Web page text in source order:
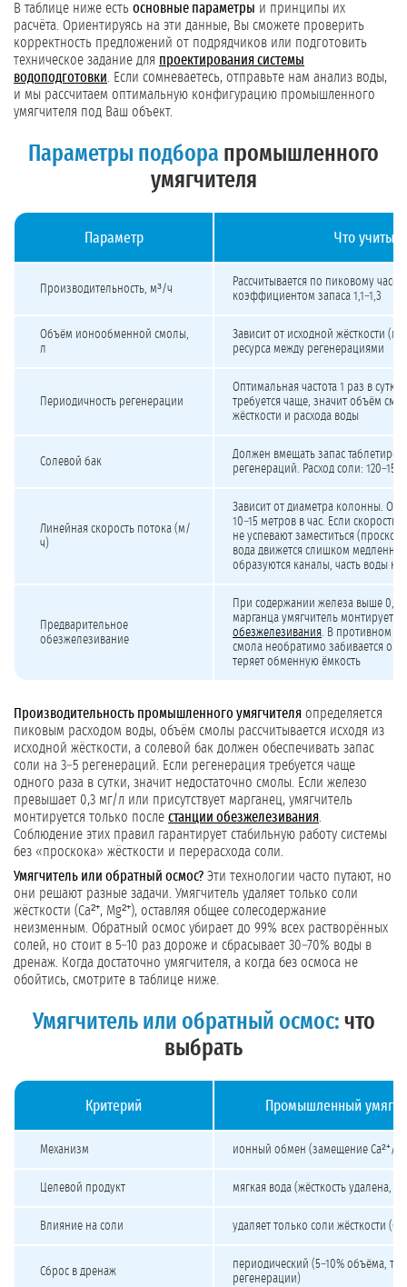
В таблице ниже есть основные параметры и принципы их
расчёта. Ориентируясь на эти данные, Вы сможете проверить
корректность предложений от подрядчиков или подготовить
техническое задание для проектирования системы
водоподготовки . Если сомневаетесь, отправьте нам анализ воды,
и мы рассчитаем оптимальную конфигурацию промышленного
умягчителя под Ваш объект.
Параметры подбора промышленного
умягчителя
Параметр Что
Производительность, м³/ч
Рассчитывается по пиковому
коэффициентом запаса 1,1–1,3
Объём ионообменной смолы,
л
Зависит от исходной жёсткости
ресурса между регенерациями
Периодичность регенерации
Оптимальная частота 1 раз в
требуется чаще, значит объём
жёсткости и расхода воды
Солевой бак
Должен вмещать запас
регенераций. Расход соли:
Линейная скорость потока (м/
ч)
Зависит от диаметра колонны.
10–15 метров в час. Если скорость
не успевают заместиться
вода движется слишком
образуются каналы, часть воды не
Предварительное
обезжелезивание
При содержании железа выше 0,3
марганца умягчитель
обезжелезивания. В противном
смола необратимо забивается
теряет обменную ёмкость
Производительность промышленного умягчителя определяется
пиковым расходом воды, объём смолы рассчитывается исходя из
исходной жёсткости, а солевой бак должен обеспечивать запас
соли на 3–5 регенераций. Если регенерация требуется чаще
одного раза в сутки, значит недостаточно смолы. Если железо
превышает 0,3 мг/л или присутствует марганец, умягчитель
монтируется только после станции обезжелезивания
Соблюдение этих правил гарантирует стабильную работу системы
без «проскока» жёсткости и перерасхода соли.
Умягчитель или обратный осмос? Эти технологии часто путают, но
они решают разные задачи. Умягчитель удаляет только соли
жёсткости (Ca²⁺, Mg²⁺), оставляя общее солесодержание
неизменным. Обратный осмос убирает до 99% всех растворённых
солей, но стоит в 5–10 раз дороже и сбрасывает 30–70% воды в
дренаж. Когда достаточно умягчителя, а когда без осмоса не
обойтись, смотрите в таблице ниже.
Умягчитель или обратный осмос: что
выбрать
Критерий Промышленный
Механизм ионный обмен (замещение Ca²⁺/
Целевой продукт мягкая вода (жёсткость удалена,
Влияние на соли удаляет только соли жёсткости
Сброс в дренаж
периодический (5–10% объёма,
регенерации)